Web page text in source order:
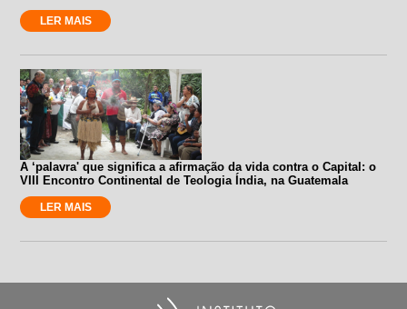
LER MAIS
A ‘palavra' que significa a afirmação da vida contra o Capital: o
VIII Encontro Continental de Teologia Índia, na Guatemala
LER MAIS